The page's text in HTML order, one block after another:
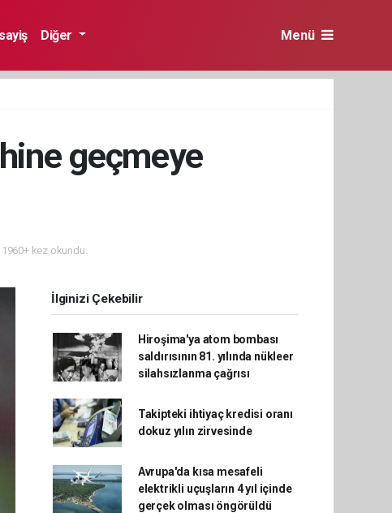
Diğer Menü
geçmeye
kez okundu.
İlginizi Çekebilir
Hiroşima'ya atom bombası
saldırısının 81. yılında nükleer
silahsızlanma çağrısı
Takipteki ihtiyaç kredisi oranı
dokuz yılın zirvesinde
Avrupa'da kısa mesafeli
elektrikli uçuşların 4 yıl içinde
gerçek olması öngörüldü